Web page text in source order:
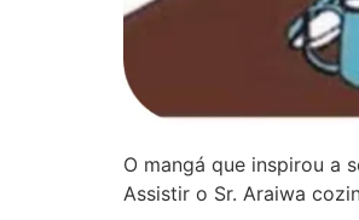
O mangá que inspirou a
Assistir o Sr. Araiwa